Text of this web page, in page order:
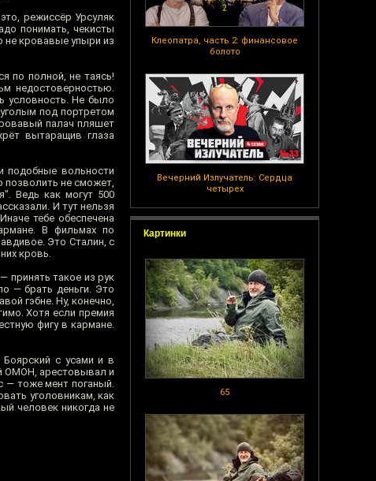
Клеопатра, часть 2: финансовое
болото
Вечерний Излучатель: Сердца
четырех
Картинки
65
режиссёр Урсуляк
понимать, чекисты
не кровавые упыри из
по полной, не таясь!
недостоверностью.
условность. Не было
под портретом
палач пляшет
вытаращив глаза
подобные вольности
позволить не сможет,
Ведь как могут 500
И тут нельзя
тебе обеспечена
В фильмах по
Это Сталин, с
кровь.
принять такое из рук
— брать деньги. Это
гэбне. Ну, конечно,
Хотя если премия
фигу в кармане.
Боярский с усами и в
ОМОН, арестовывал и
— тоже мент поганый.
уголовникам, как
человек никогда не